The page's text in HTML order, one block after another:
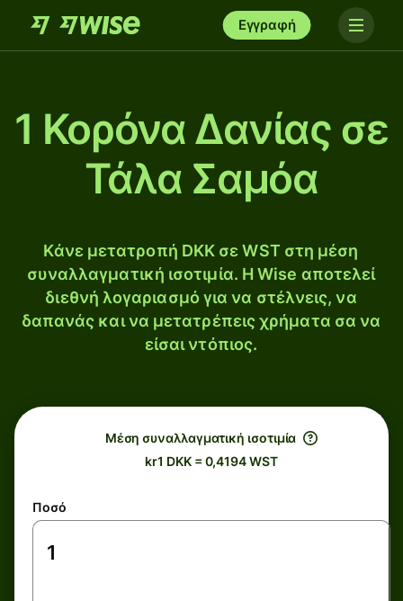
Εγγραφή
1 Κορόνα Δανίας σε
Τάλα Σαμόα
Κάνε μετατροπή DKK σε WST στη μέση
συναλλαγματική ισοτιμία. Η Wise αποτελεί
διεθνή λογαριασμό για να στέλνεις, να
δαπανάς και να μετατρέπεις χρήματα σα να
είσαι ντόπιος.
Μέση συναλλαγματική ισοτιμία
kr1 DKK = 0,4194 WST
Ποσό